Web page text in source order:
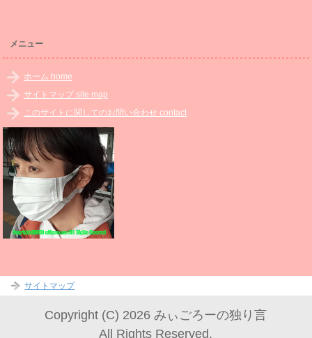
メニュー
ホーム home
サイトマップ site map
このサイトに関してのお問い合わせ contact
サイトマップ
Copyright (C) 2026 みぃごろーの独り言
All Rights Reserved.